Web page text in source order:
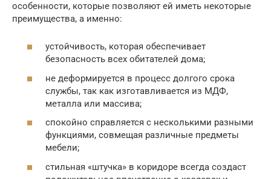
особенности, которые позволяют ей иметь некоторые
преимущества, а именно:
устойчивость, которая обеспечивает
безопасность всех обитателей дома;
не деформируется в процесс долгого срока
службы, так как изготавливается из МДФ,
металла или массива;
спокойно справляется с несколькими разными
функциями, совмещая различные предметы
мебели;
стильная «штучка» в коридоре всегда создаст